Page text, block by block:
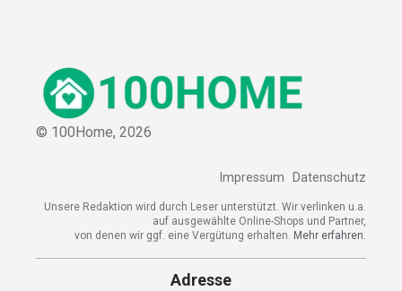
© 100Home, 2026
Impressum Datenschutz
Unsere Redaktion wird durch Leser unterstützt. Wir verlinken u.a.
auf ausgewählte Online-Shops und Partner,
von denen wir ggf. eine Vergütung erhalten. Mehr erfahren.
Adresse